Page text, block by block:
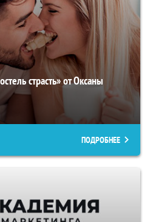
страсть» от Оксаны
ПОДРОБНЕЕ